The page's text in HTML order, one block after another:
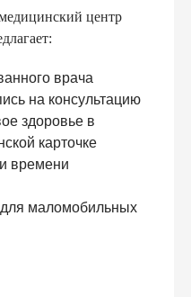
центр
врача
на консультацию
здоровье в
карточке
времени
маломобильных